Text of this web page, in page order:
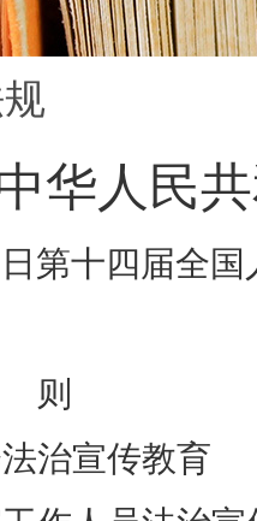
华人民
第十四届全
则
治宣传教育